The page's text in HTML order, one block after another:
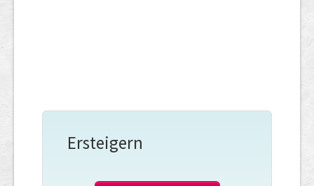
Ersteigern